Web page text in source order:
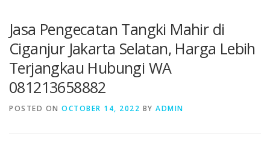
Jasa Pengecatan Tangki Mahir di
Ciganjur Jakarta Selatan, Harga Lebih
Terjangkau Hubungi WA
081213658882
POSTED ON OCTOBER 14, 2022 BY ADMIN